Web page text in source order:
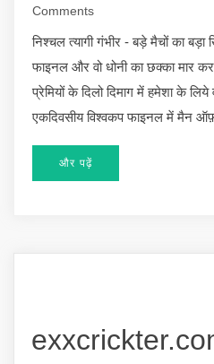
Comments
निश्चल त्यागी गंभीर - बड़े मैचों का बड़ा
फाइनल और वो धोनी का छक्का मार
प्रेमियों के दिलो दिमाग में हमेशा के
एकदिवसीय विश्वकप फाइनल में मैन
और पढ़ें